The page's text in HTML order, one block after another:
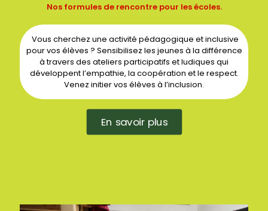
Nos formules de rencontre pour les écoles.
Vous cherchez une activité pédagogique et inclusive
pour vos élèves ? Sensibilisez les jeunes à la différence
à travers des ateliers participatifs et ludiques qui
développent l’empathie, la coopération et le respect.
Venez initier vos élèves à l’inclusion.
En savoir plus